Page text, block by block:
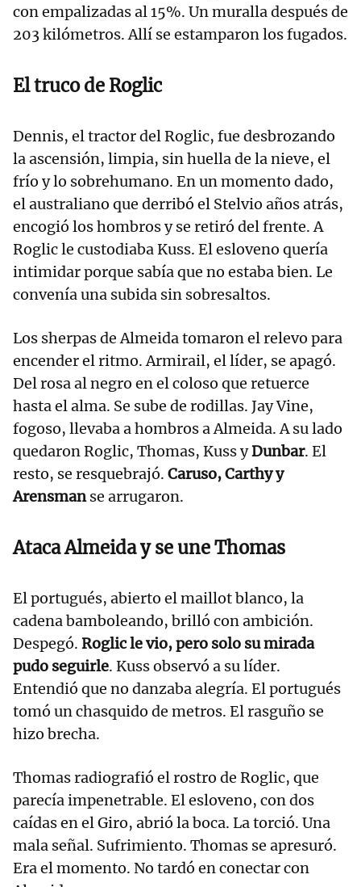
con empalizadas al 15%. Un muralla después de
203 kilómetros. Allí se estamparon los fugados.
El truco de Roglic
Dennis, el tractor del Roglic, fue desbrozando
la ascensión, limpia, sin huella de la nieve, el
frío y lo sobrehumano. En un momento dado,
el australiano que derribó el Stelvio años atrás,
encogió los hombros y se retiró del frente. A
Roglic le custodiaba Kuss. El esloveno quería
intimidar porque sabía que no estaba bien. Le
convenía una subida sin sobresaltos.
Los sherpas de Almeida tomaron el relevo para
encender el ritmo. Armirail, el líder, se apagó.
Del rosa al negro en el coloso que retuerce
hasta el alma. Se sube de rodillas. Jay Vine,
fogoso, llevaba a hombros a Almeida. A su lado
quedaron Roglic, Thomas, Kuss yDunbar. El
resto, se resquebrajó. Caruso, Carthy y
Arensmanse arrugaron.
Ataca Almeida y se une Thomas
El portugués, abierto el maillot blanco, la
cadena bamboleando, brilló con ambición.
Despegó. Roglic le vio, pero solo su mirada
pudo seguirle. Kuss observó a su líder.
Entendió que no danzaba alegría. El portugués
tomó un chasquido de metros. El rasguño se
hizo brecha.
Thomas radiografió el rostro de Roglic, que
parecía impenetrable. El esloveno, con dos
caídas en el Giro, abrió la boca. La torció. Una
mala señal. Sufrimiento. Thomas se apresuró.
Era el momento. No tardó en conectar con